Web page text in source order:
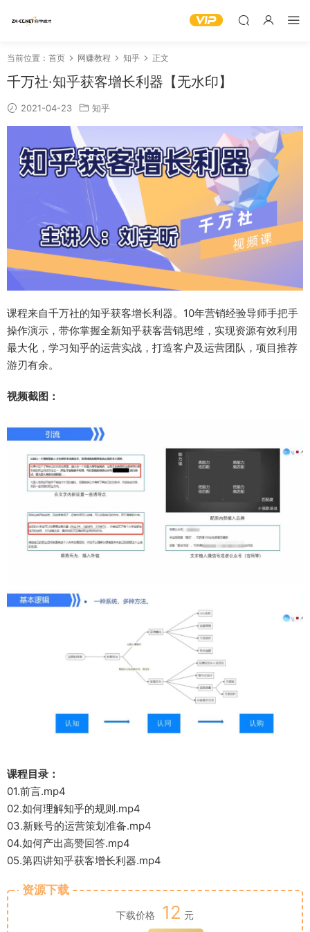
当前位置： 首页 网赚教程 知乎 正文
千万社·知乎获客增长利器【无水印】
2021-04-23 知乎
课程来自千万社的知乎获客增长利器。10年营销经验导师手把手
操作演示，带你掌握全新知乎获客营销思维，实现资源有效利用
最大化，学习知乎的运营实战，打造客户及运营团队，项目推荐
游刃有余。
视频截图：
课程目录：
01.前言.mp4
02.如何理解知乎的规则.mp4
03.新账号的运营策划准备.mp4
04.如何产出高赞回答.mp4
05.第四讲知乎获客增长利器.mp4
资源下载
下载价格 12 元